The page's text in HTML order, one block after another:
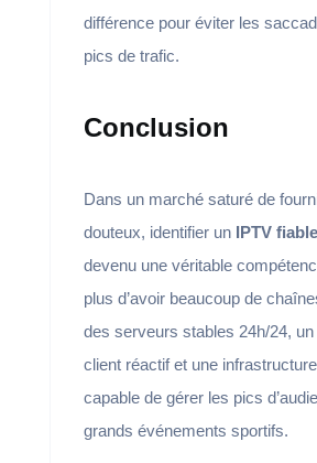
différence pour éviter les
pics de trafic.
Conclusion
Dans un marché saturé de
douteux, identifier un IPTV
devenu une véritable
plus d’avoir beaucoup de
des serveurs stables 24h/24,
client réactif et une
capable de gérer les pics
grands événements sportifs.